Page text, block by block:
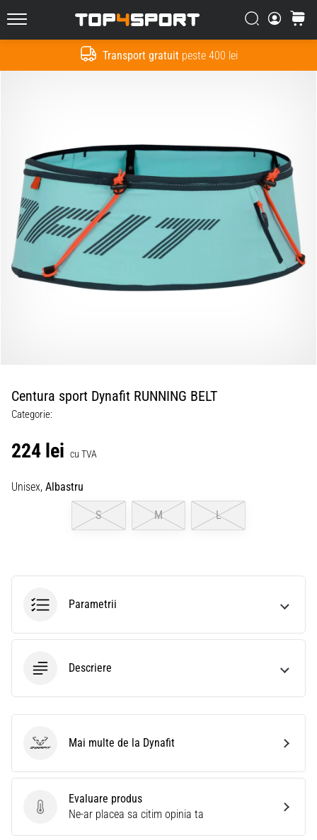
Transport gratuitpeste 400 lei
Top4Sport.ro Căutare
Cos
Centura sport Dynafit RUNNING BELT
Categorie:
224 lei cu TVA
Unisex, Albastru
S M L
Parametrii
Descriere
Evaluare produs
Evaluare produs
Ne-ar placea sa citim opinia ta
DynafitMai multe de la Dynafit